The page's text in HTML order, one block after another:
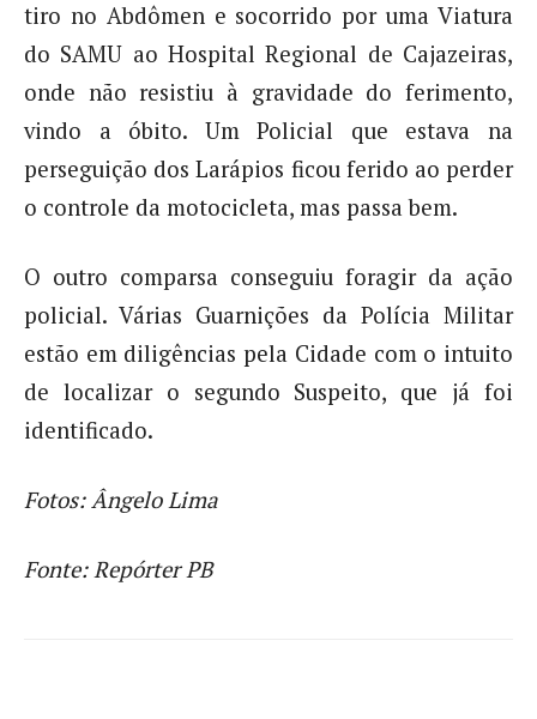
tiro no Abdômen e socorrido por uma Viatura
do SAMU ao Hospital Regional de Cajazeiras,
onde não resistiu à gravidade do ferimento,
vindo a óbito. Um Policial que estava na
perseguição dos Larápios ficou ferido ao perder
o controle da motocicleta, mas passa bem.
O outro comparsa conseguiu foragir da ação
policial. Várias Guarnições da Polícia Militar
estão em diligências pela Cidade com o intuito
de localizar o segundo Suspeito, que já foi
identificado.
Fotos: Ângelo Lima
Fonte: Repórter PB